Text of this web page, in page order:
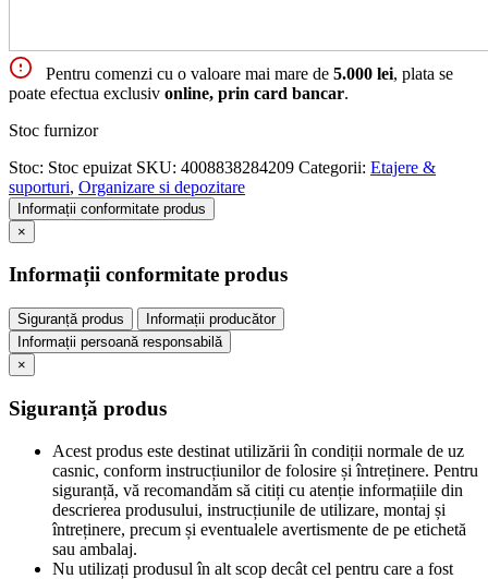
Pentru comenzi cu o valoare mai mare de 5.000 lei, plata se
poate efectua exclusiv online, prin card bancar.
Stoc furnizor
Stoc: Stoc epuizat SKU: 4008838284209 Categorii: Etajere &
suporturi, Organizare si depozitare
Informații conformitate produs
×
Informații conformitate produs
Siguranță produs
Informații producător
Informații persoană responsabilă
×
Siguranță produs
Acest produs este destinat utilizării în condiții normale de uz
casnic, conform instrucțiunilor de folosire și întreținere. Pentru
siguranță, vă recomandăm să citiți cu atenție informațiile din
descrierea produsului, instrucțiunile de utilizare, montaj și
întreținere, precum și eventualele avertismente de pe etichetă
sau ambalaj.
Nu utilizați produsul în alt scop decât cel pentru care a fost